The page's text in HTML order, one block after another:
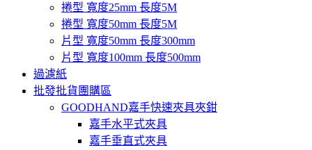
捲型 寬度25mm 長度5M
捲型 寬度50mm 長度5M
片型 寬度50mm 長度300mm
片型 寬度100mm 長度500mm
過濾紙
批發批貨團購區
GOODHAND嘉手快速夾具夾鉗
嘉手水平式夾具
嘉手垂直式夾具